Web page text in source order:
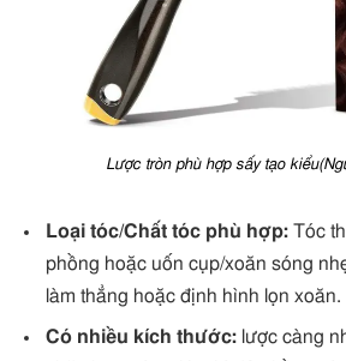
Lược tròn phù hợp sấy tạo
Loại tóc/Chất tóc phù hợp: Tóc
phồng hoặc uốn cụp/xoăn sóng
làm thẳng hoặc định hình lọn xoăn.
Có nhiều kích thước: lược càng